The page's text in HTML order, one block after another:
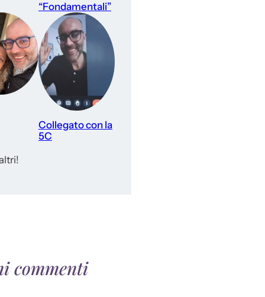
“Fondamentali”
Collegato con la
5C
commenti